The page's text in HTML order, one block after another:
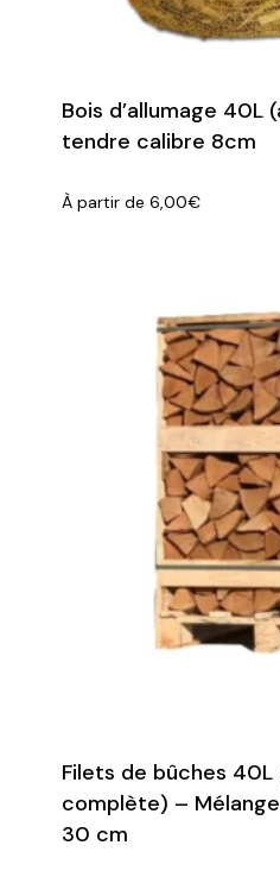
Bois d’allumage 40L
tendre calibre 8cm
À partir de 6,00€
Filets de bûches
complète) –
30 cm